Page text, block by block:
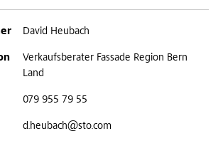
David Heubach
Verkaufsberater Fassade Region Bern
Land
079 955 79 55
d.heubach@sto.com